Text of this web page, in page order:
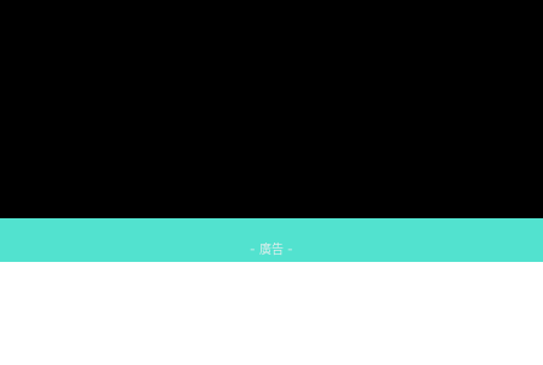
- 廣告 -